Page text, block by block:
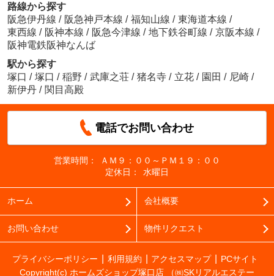
路線から探す
阪急伊丹線 / 阪急神戸本線 / 福知山線 / 東海道本線 /
東西線 / 阪神本線 / 阪急今津線 / 地下鉄谷町線 / 京阪本線 /
阪神電鉄阪神なんば
駅から探す
塚口 / 塚口 / 稲野 / 武庫之荘 / 猪名寺 / 立花 / 園田 / 尼崎 /
新伊丹 / 関目高殿
電話でお問い合わせ
営業時間：
ＡＭ９：００～ＰＭ１９：００
定休日：
水曜日
ホーム 会社概要
お問い合わせ 物件リクエスト
プライバシーポリシー 利用規約 アクセスマップ
PCサイト
Copyright(c) ホームズショップ塚口店 （㈱SKリアルエステー